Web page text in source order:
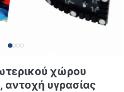
χώρου
αντοχή υγρασίας